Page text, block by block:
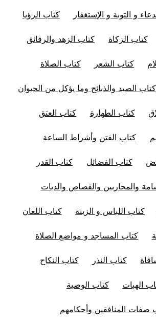
و التوبة و الإستغفار كتاب الرؤيا
كتاب الزكاة كتاب الزهد والرقائق
كتاب الشعر كتاب الصلاة
كتاب الصيد والذبائح وما يؤكل من الحيوان
كتاب الطهارة كتاب العتق
كتاب الفتن وأشراط الساعة
كتاب الفضائل كتاب القدر
والمحاربين والقصاص والديات
كتاب اللباس و الزينة كتاب اللعان
كتاب المساجد و مواضع الصلاة
كتاب النذر كتاب النكاح
الهبات كتاب الوصية
صفات المنافقين وأحكامهم